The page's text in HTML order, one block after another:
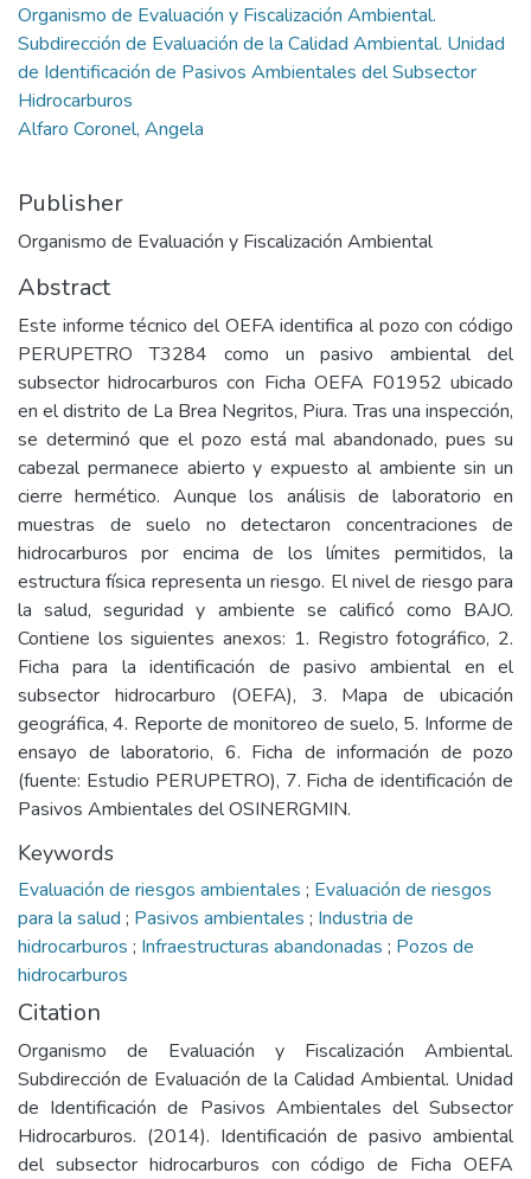
Organismo de Evaluación y Fiscalización Ambiental.
Subdirección de Evaluación de la Calidad Ambiental. Unidad
de Identificación de Pasivos Ambientales del Subsector
Hidrocarburos
Alfaro Coronel, Angela
Publisher
Organismo de Evaluación y Fiscalización Ambiental
Abstract
Este informe técnico del OEFA identifica al pozo con código
PERUPETRO T3284 como un pasivo ambiental del
subsector hidrocarburos con Ficha OEFA F01952 ubicado
en el distrito de La Brea Negritos, Piura. Tras una inspección,
se determinó que el pozo está mal abandonado, pues su
cabezal permanece abierto y expuesto al ambiente sin un
cierre hermético. Aunque los análisis de laboratorio en
muestras de suelo no detectaron concentraciones de
hidrocarburos por encima de los límites permitidos, la
estructura física representa un riesgo. El nivel de riesgo para
la salud, seguridad y ambiente se calificó como BAJO.
Contiene los siguientes anexos: 1. Registro fotográfico, 2.
Ficha para la identificación de pasivo ambiental en el
subsector hidrocarburo (OEFA), 3. Mapa de ubicación
geográfica, 4. Reporte de monitoreo de suelo, 5. Informe de
ensayo de laboratorio, 6. Ficha de información de pozo
(fuente: Estudio PERUPETRO), 7. Ficha de identificación de
Pasivos Ambientales del OSINERGMIN.
Keywords
Evaluación de riesgos ambientales ; Evaluación de riesgos
para la salud ; Pasivos ambientales ; Industria de
hidrocarburos ; Infraestructuras abandonadas ; Pozos de
hidrocarburos
Citation
Organismo de Evaluación y Fiscalización Ambiental.
Subdirección de Evaluación de la Calidad Ambiental. Unidad
de Identificación de Pasivos Ambientales del Subsector
Hidrocarburos. (2014). Identificación de pasivo ambiental
del subsector hidrocarburos con código de Ficha OEFA